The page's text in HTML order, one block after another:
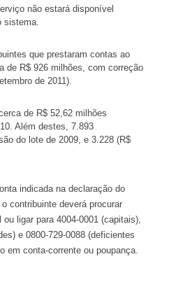
não estará disponível
sistema.
que prestaram contas ao
de R$ 926 milhões, com correção
de 2011).
de R$ 52,62 milhões
Além destes, 7.893
do lote de 2009, e 3.228 (R$
indicada na declaração do
contribuinte deverá procurar
ligar para 4004-0001 (capitais),
e 0800-729-0088 (deficientes
em conta-corrente ou poupança.